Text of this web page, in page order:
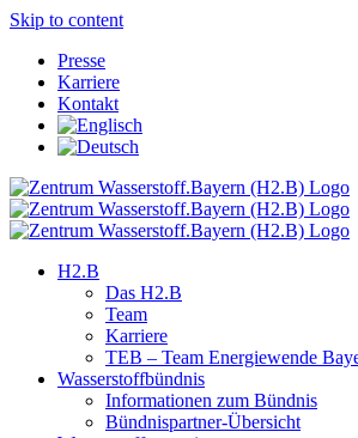
Skip to content
Presse
Karriere
Kontakt
H2.B
Das H2.B
Team
Karriere
TEB – Team Energiewende
Wasserstoffbündnis
Informationen zum Bündnis
Bündnispartner-Übersicht